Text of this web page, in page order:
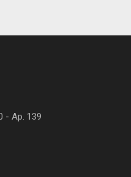
- Ap. 139